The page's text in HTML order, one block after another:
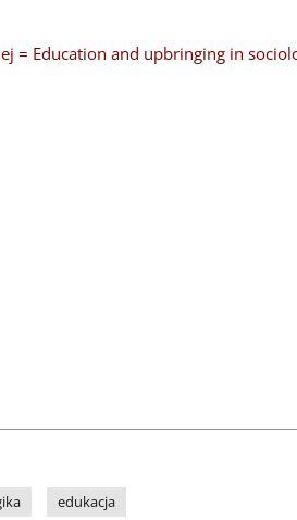
= Education and upbringing in
edukacja